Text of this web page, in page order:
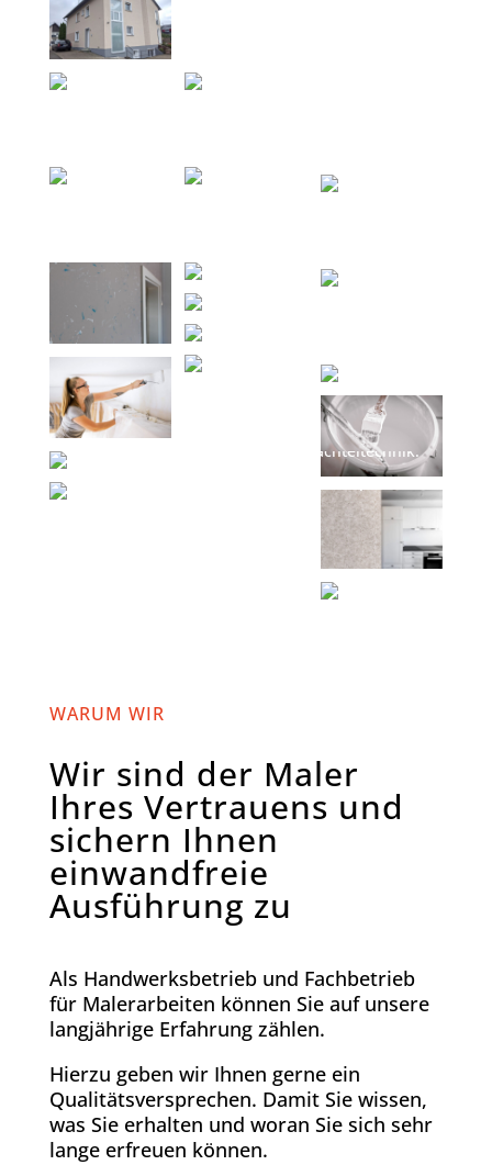
WARUM WIR
Wir sind der Maler
Ihres Vertrauens und
sichern Ihnen
einwandfreie
Ausführung zu
Als Handwerksbetrieb und Fachbetrieb
für Malerarbeiten können Sie auf unsere
langjährige Erfahrung zählen.
Hierzu geben wir Ihnen gerne ein
Qualitätsversprechen. Damit Sie wissen,
was Sie erhalten und woran Sie sich sehr
lange erfreuen können.